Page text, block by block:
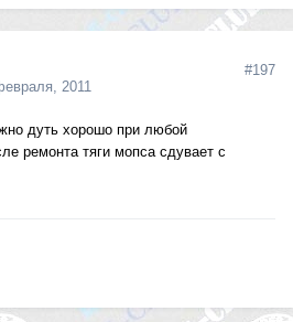
2011
#197
дуть хорошо при любой
ремонта тяги мопса сдувает с